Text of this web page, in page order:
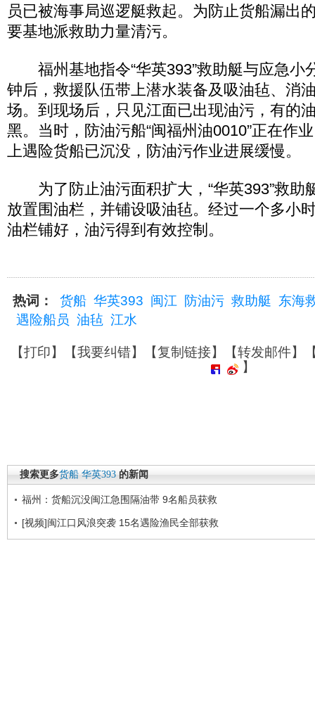
员已被海事局巡逻艇救起。为防止货船漏出
要基地派救助力量清污。
福州基地指令“华英393”救助艇与应急小
钟后，救援队伍带上潜水装备及吸油毡、消
场。到现场后，只见江面已出现油污，有的
黑。当时，防油污船“闽福州油0010”正在作
上遇险货船已沉没，防油污作业进展缓慢。
为了防止油污面积扩大，“华英393”救助
放置围油栏，并铺设吸油毡。经过一个多小
油栏铺好，油污得到有效控制。
热词： 货船 华英393 闽江 防油污 救助艇 东海
遇险船员 油毡 江水
【打印】【我要纠错】【复制链接】【转发邮件】
】
搜索更多货船 华英393 的新闻
福州：货船沉没闽江急围隔油带 9名船员获救
[视频]闽江口风浪突袭 15名遇险渔民全部获救